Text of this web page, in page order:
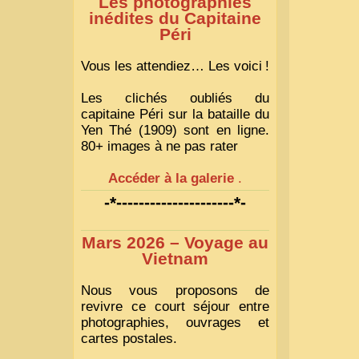
inédites du Capitaine
Péri
Vous les attendiez… Les voici !
Les clichés oubliés du
capitaine Péri sur la bataille du
Yen Thé (1909) sont en ligne.
80+ images à ne pas rater
Accéder à la galerie .
-*---------------------*-
Mars 2026 – Voyage au
Vietnam
Nous vous proposons de
revivre ce court séjour entre
photographies, ouvrages et
cartes postales.